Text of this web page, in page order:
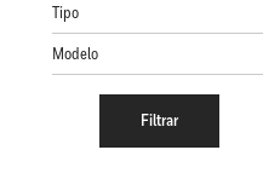
Tipo
Modelo